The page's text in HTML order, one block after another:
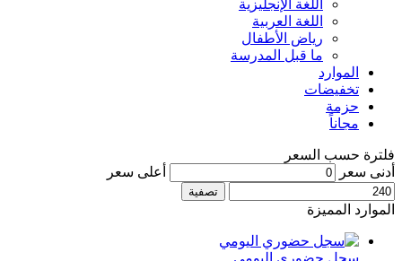
اللغة الإنجليزية
اللغة العربية
رياض الأطفال
ما قبل المدرسة
الموارد
تخفيضات
حزمة
مجاناً
فلترة حسب السعر
أدنى سعر
أعلى سعر
تصفية
الموارد المميزة
سجل حضوري اليومي